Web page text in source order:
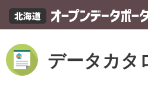
データカタ